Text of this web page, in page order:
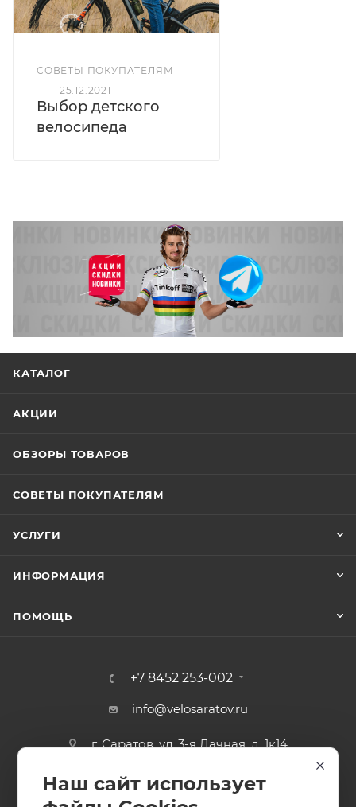
СОВЕТЫ ПОКУПАТЕЛЯМ
— 25.12.2021
Выбор детского
велосипеда
КАТАЛОГ
АКЦИИ
ОБЗОРЫ ТОВАРОВ
СОВЕТЫ ПОКУПАТЕЛЯМ
УСЛУГИ
ИНФОРМАЦИЯ
ПОМОЩЬ
+7 8452 253-002
info@velosaratov.ru
г. Саратов, ул. 3-я Дачная, д. 1к14
Наш сайт использует